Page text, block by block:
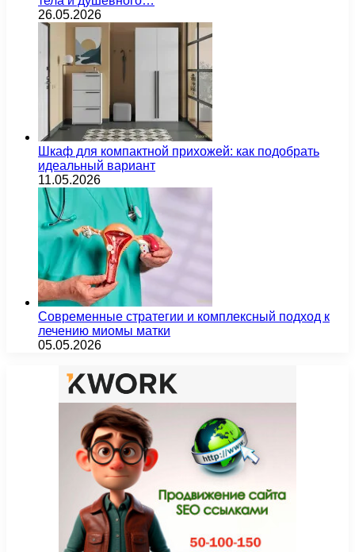
26.05.2026
Шкаф для компактной прихожей: как подобрать
идеальный вариант
11.05.2026
Современные стратегии и комплексный подход к
лечению миомы матки
05.05.2026